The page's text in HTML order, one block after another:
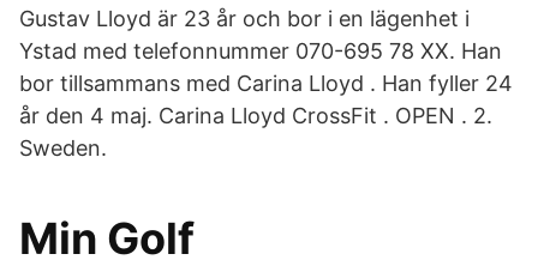
Gustav Lloyd är 23 år och bor i en lägenhet i
Ystad med telefonnummer 070-695 78 XX. Han
bor tillsammans med Carina Lloyd . Han fyller 24
år den 4 maj. Carina Lloyd CrossFit . OPEN . 2.
Sweden.
Min Golf